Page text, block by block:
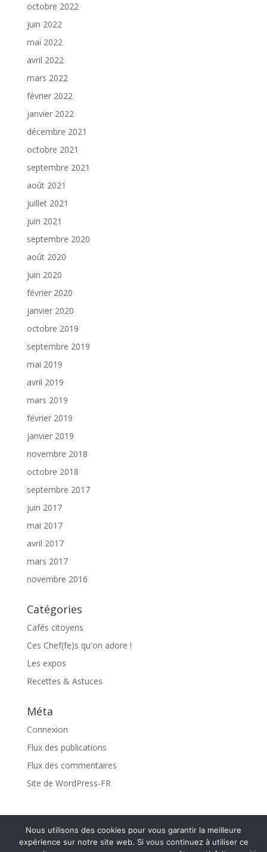
octobre 2022
juin 2022
mai 2022
avril 2022
mars 2022
février 2022
janvier 2022
décembre 2021
octobre 2021
septembre 2021
août 2021
juillet 2021
juin 2021
septembre 2020
août 2020
juin 2020
février 2020
janvier 2020
octobre 2019
septembre 2019
mai 2019
avril 2019
mars 2019
février 2019
janvier 2019
novembre 2018
octobre 2018
septembre 2017
juin 2017
mai 2017
avril 2017
mars 2017
novembre 2016
Catégories
Cafés citoyens
Ces Chef(fe)s qu'on adore !
Les expos
Recettes & Astuces
Méta
Connexion
Flux des publications
Flux des commentaires
Site de WordPress-FR
Nous utilisons des cookies pour vous garantir la meilleure
expérience sur notre site web. Si vous continuez à utiliser ce